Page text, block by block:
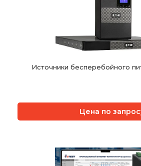
Источники бесперебойного
Цена по